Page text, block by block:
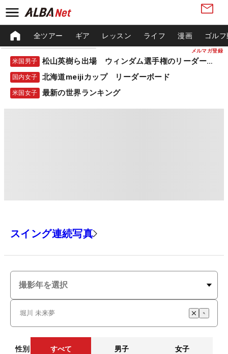
メルマガ登録
全ツアー ギア レッスン ライフ 漫画 ゴル
米国男子 松山英樹ら出場 ウィンダム選手権のリーダーボード
国内女子 北海道meijiカップ リーダーボード
米国女子 最新の世界ランキング
スイング連続写真
性別 すべて 男子 女子